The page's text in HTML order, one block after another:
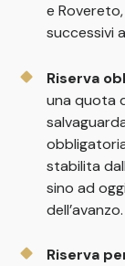
e
successivi
Riserva
una quota
stabilita
sino ad
dell’avanzo.
Riserva